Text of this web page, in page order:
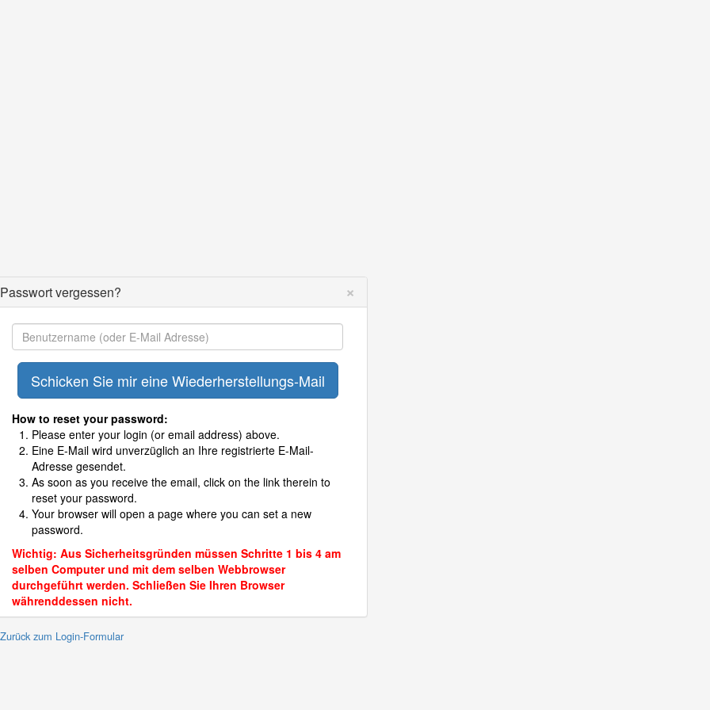
Passwort vergessen? ×
How to reset your password:
Please enter your login (or email address) above.
Eine E-Mail wird unverzüglich an Ihre registrierte E-Mail-
Adresse gesendet.
As soon as you receive the email, click on the link therein to
reset your password.
Your browser will open a page where you can set a new
password.
Wichtig: Aus Sicherheitsgründen müssen Schritte 1 bis 4 am
selben Computer und mit dem selben Webbrowser
durchgeführt werden. Schließen Sie Ihren Browser
währenddessen nicht.
zum Login-Formular